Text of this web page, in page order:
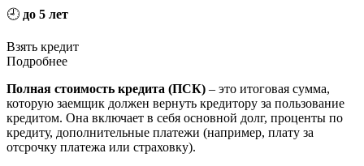
🕘 до 5 лет
Взять кредит
Подробнее
Полная стоимость кредита (ПСК) – это итоговая сумма,
которую заемщик должен вернуть кредитору за пользование
кредитом. Она включает в себя основной долг, проценты по
кредиту, дополнительные платежи (например, плату за
отсрочку платежа или страховку).